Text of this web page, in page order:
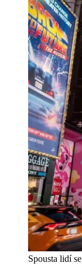
Spousta lidí